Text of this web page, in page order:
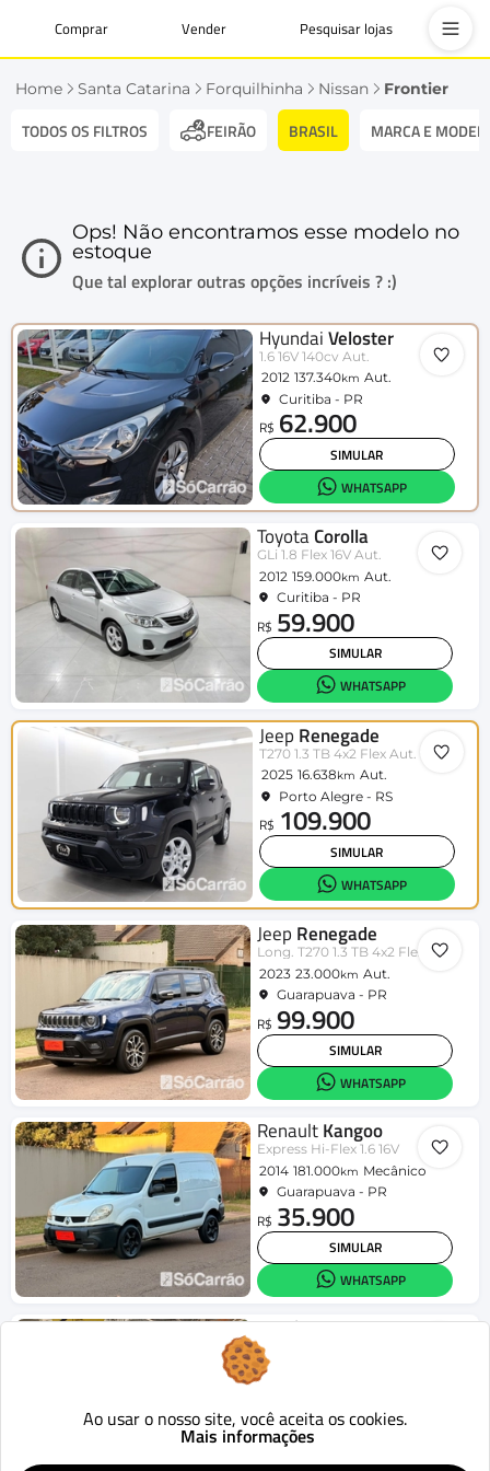
Comprar Vender Pesquisar lojas
Home Santa Catarina Forquilhinha Nissan Frontier
TODOS OS FILTROS FEIRÃO BRASIL MARCA E
Ops! Não encontramos esse modelo no
estoque
Que tal explorar outras opções incríveis ? :)
HyundaiVeloster
1.6 16V 140cv Aut.
2012 137.340km Aut.
Curitiba - PR
R$ 62.900
SIMULAR
WHATSAPP
ToyotaCorolla
GLi 1.8 Flex 16V Aut.
2012 159.000km Aut.
Curitiba - PR
R$ 59.900
SIMULAR
WHATSAPP
Jeep Renegade
T270 1.3 TB 4x2 Flex Aut.
2025 16.638km Aut.
Porto Alegre - RS
R$ 109.900
SIMULAR
WHATSAPP
Jeep Renegade
Long. T270 1.3 TB 4x2 Flex Aut.
2023 23.000km Aut.
Guarapuava - PR
R$ 99.900
SIMULAR
WHATSAPP
RenaultKangoo
Express Hi-Flex 1.6 16V
2014 181.000km Mecânico
Guarapuava - PR
R$ 35.900
SIMULAR
WHATSAPP
HondaCity
Sedan EX 1.5 Flex 16V 4p Aut.
2021
R$ 91.900
Ao usar o nosso site, você aceita os cookies.
Mais informações